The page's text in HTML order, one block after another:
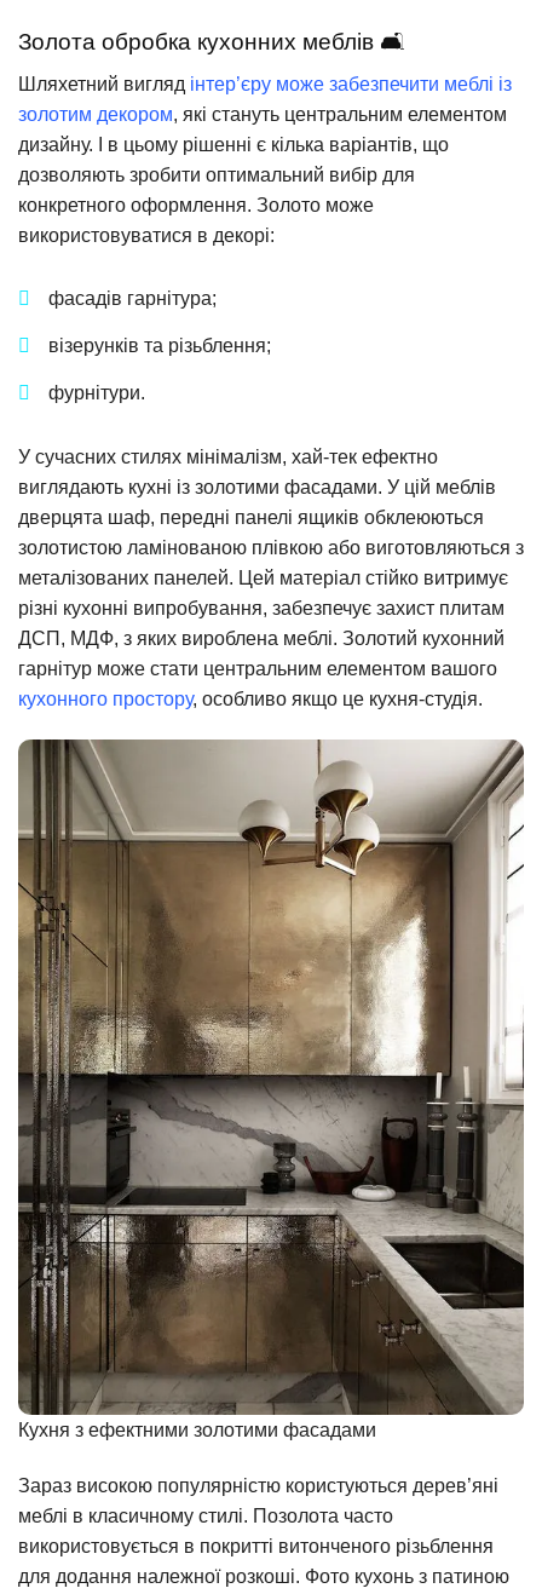
Золота обробка кухонних меблів 🛋️
Шляхетний вигляд інтер’єру може забезпечити меблі із
золотим декором, які стануть центральним елементом
дизайну. І в цьому рішенні є кілька варіантів, що
дозволяють зробити оптимальний вибір для
конкретного оформлення. Золото може
використовуватися в декорі:
фасадів гарнітура;
візерунків та різьблення;
фурнітури.
У сучасних стилях мінімалізм, хай-тек ефектно
виглядають кухні із золотими фасадами. У цій меблів
дверцята шаф, передні панелі ящиків обклеюються
золотистою ламінованою плівкою або виготовляються з
металізованих панелей. Цей матеріал стійко витримує
різні кухонні випробування, забезпечує захист плитам
ДСП, МДФ, з яких вироблена меблі. Золотий кухонний
гарнітур може стати центральним елементом вашого
кухонного простору, особливо якщо це кухня-студія.
Кухня з ефектними золотими фасадами
Зараз високою популярністю користуються дерев’яні
меблі в класичному стилі. Позолота часто
використовується в покритті витонченого різьблення
для додання належної розкоші. Фото кухонь з патиною